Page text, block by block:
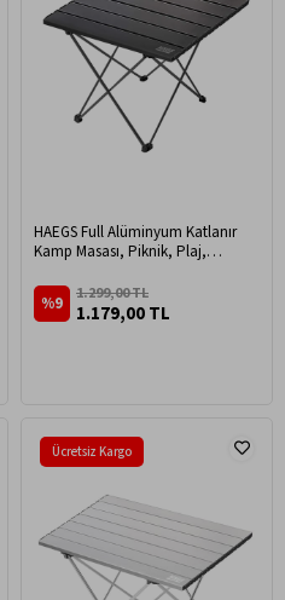
HAEGS Full Alüminyum Katlanır
Kamp Masası, Piknik, Plaj,
Boy - Siyah
1.179,00 TL
1.299,00 TL
%9
Ücretsiz Kargo